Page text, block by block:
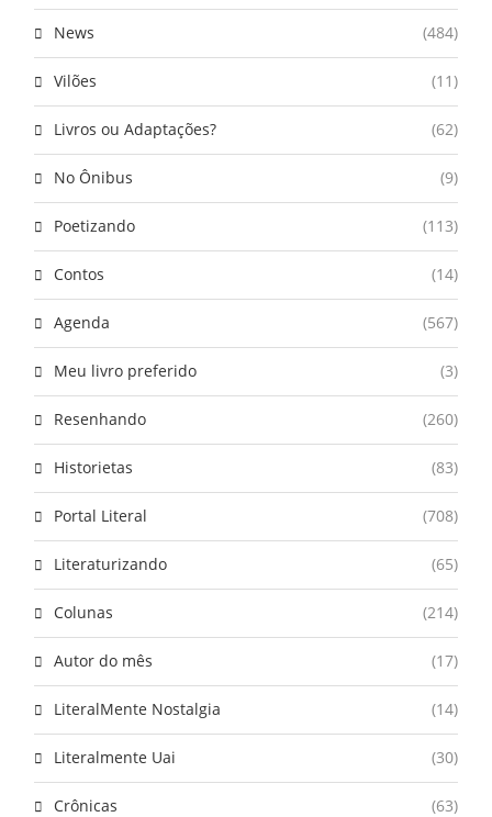
News (484)
Vilões (11)
Livros ou Adaptações? (62)
No Ônibus (9)
Poetizando (113)
Contos (14)
Agenda (567)
Meu livro preferido (3)
Resenhando (260)
Historietas (83)
Portal Literal (708)
Literaturizando (65)
Colunas (214)
Autor do mês (17)
LiteralMente Nostalgia (14)
Literalmente Uai (30)
Crônicas (63)